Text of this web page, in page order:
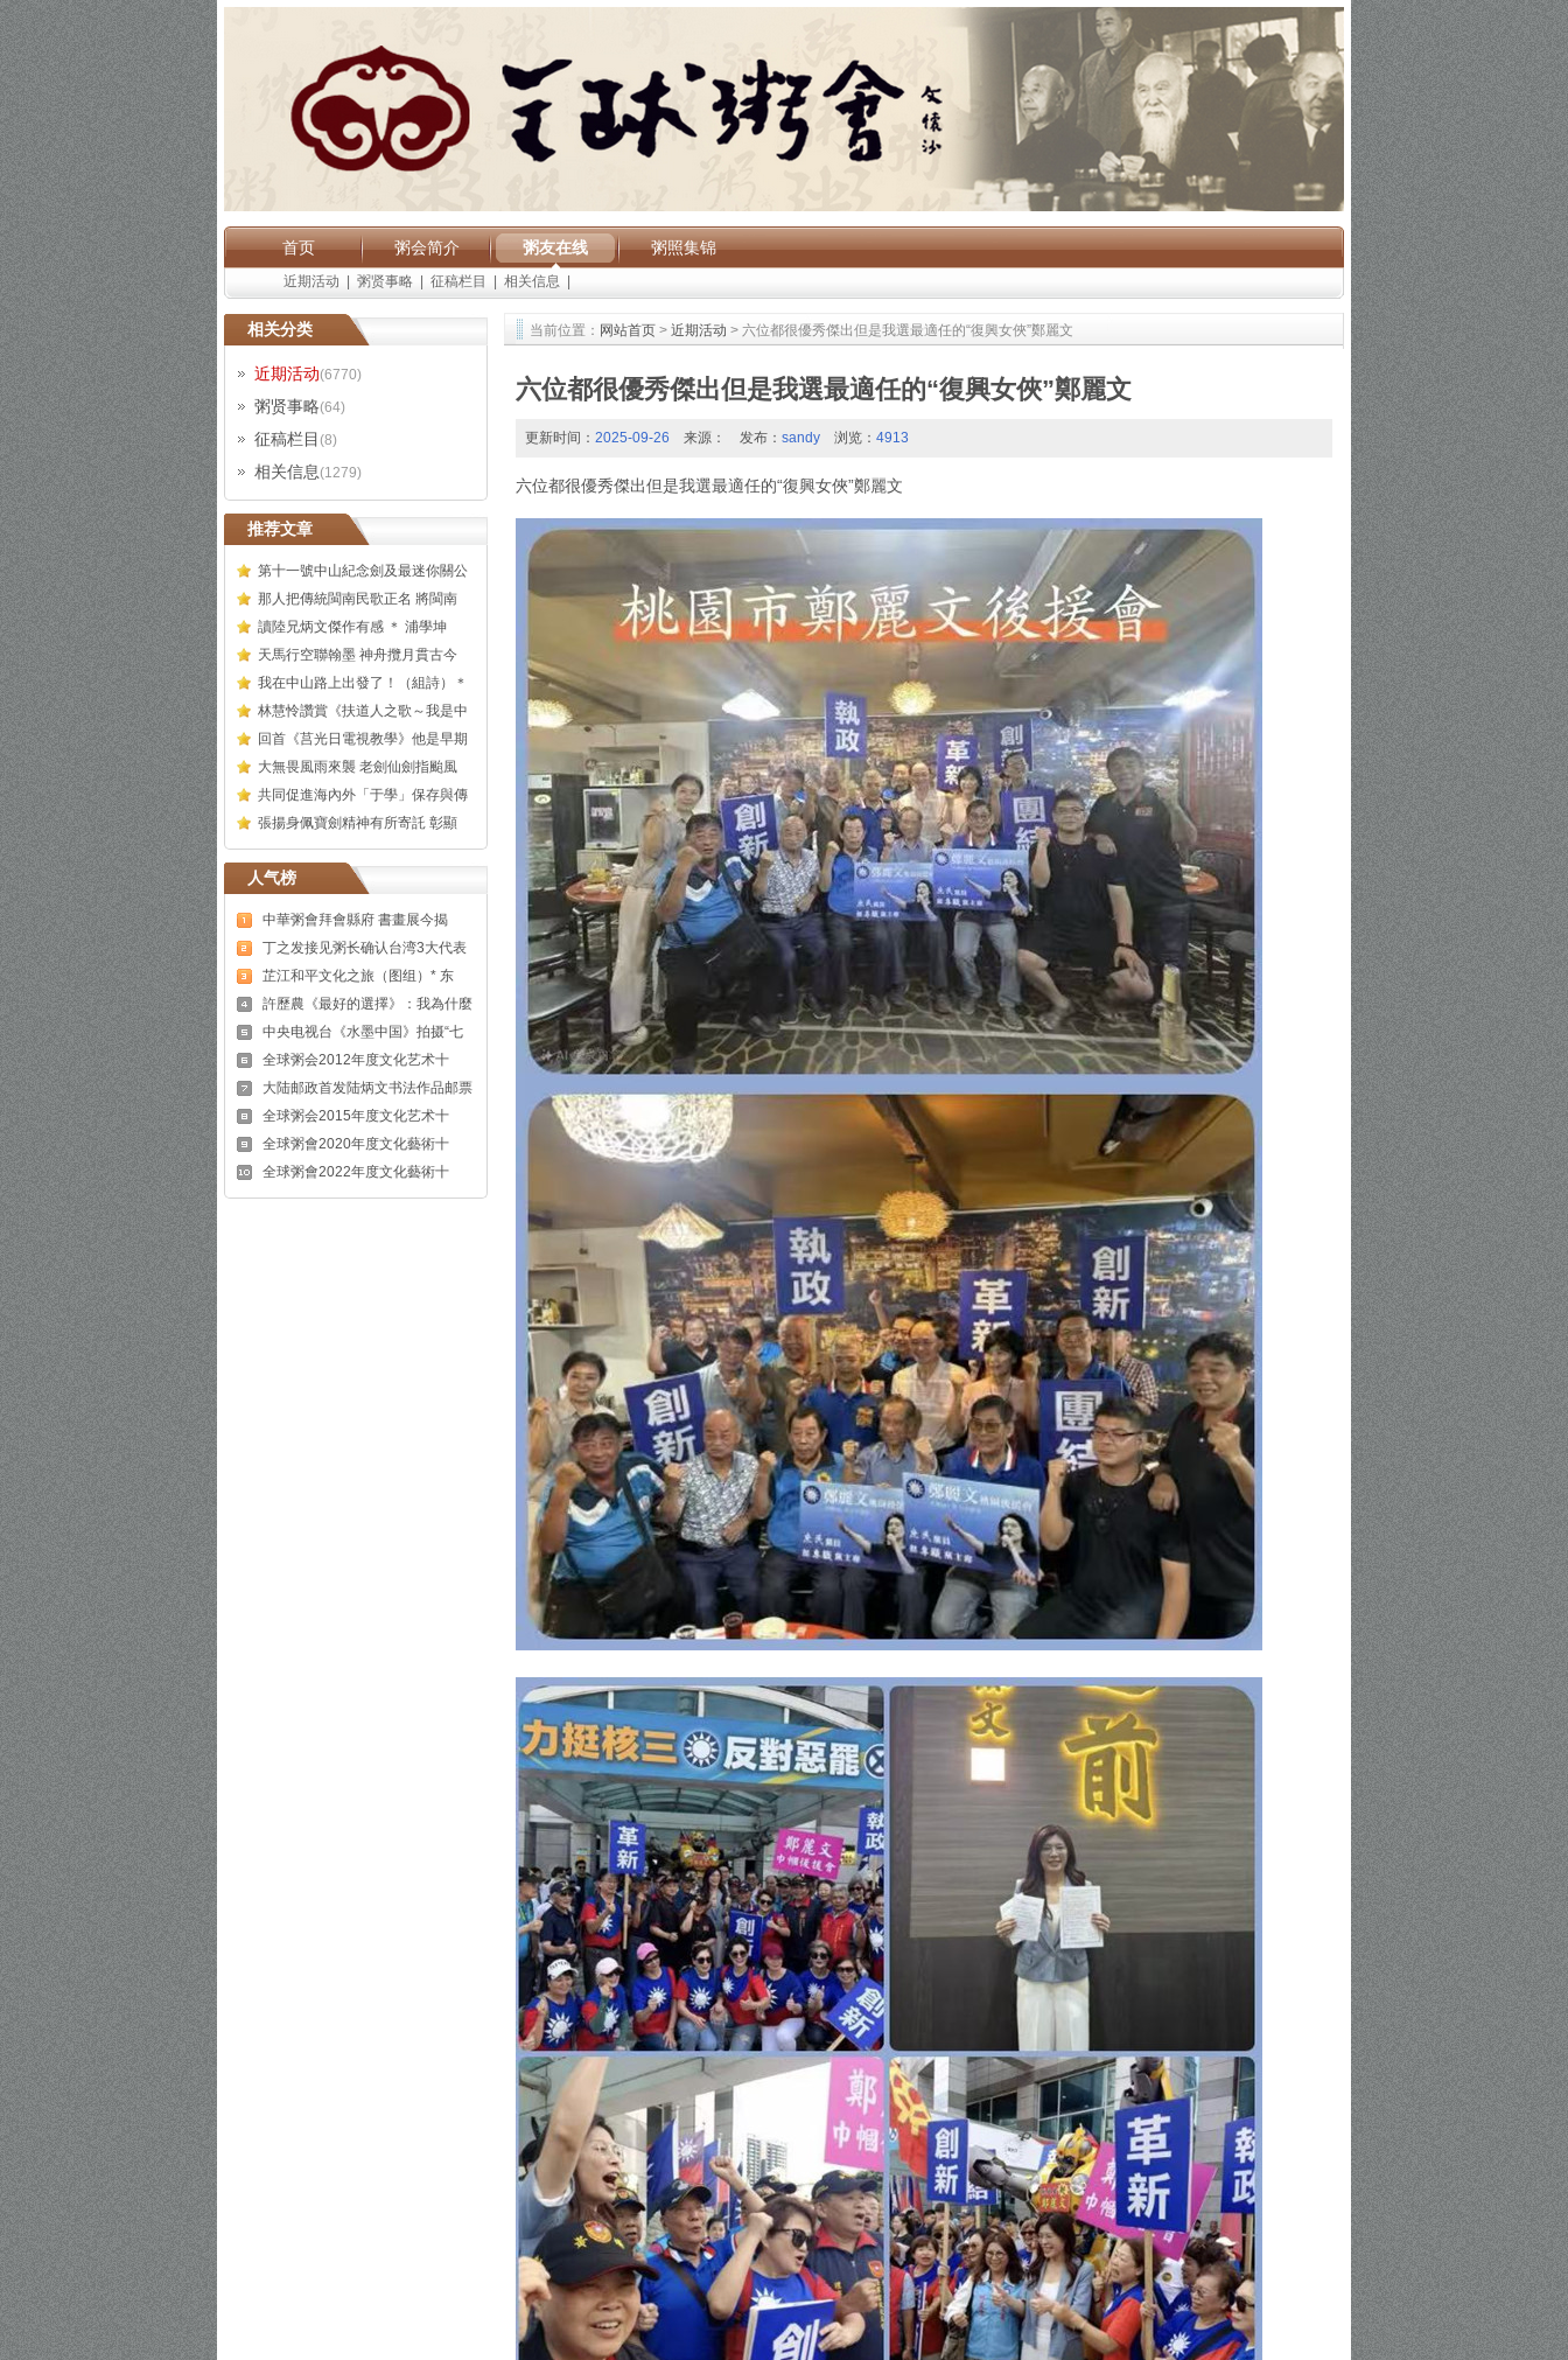
首页 粥会简介 粥友在线 粥照集锦
近期活动 粥贤事略 征稿栏目 相关信息
相关分类
近期活动(6770)
粥贤事略(64)
征稿栏目 (8)
相关信息(1279)
推荐文章
第十一號中山紀念劍及最迷你關公
那人把傳統閩南民歌正名 將閩南
讀陸兄炳文傑作有感 ＊ 浦學坤
天馬行空聯翰墨 神舟攬月貫古今
我在中山路上出發了！（組詩）＊
林慧怜讚賞《扶道人之歌～我是中
回首《莒光日電視教學》他是早期
大無畏風雨來襲 老劍仙劍指颱風
共同促進海內外「于學」保存與傳
張揚身佩寶劍精神有所寄託 彰顯
人气榜
中華粥會拜會縣府 書畫展今揭
丁之发接见粥长确认台湾3大代表
芷江和平文化之旅（图组）* 东
許歷農《最好的選擇》：我為什麼
中央电视台《水墨中国》拍摄“七
全球粥会2012年度文化艺术十
大陆邮政首发陆炳文书法作品邮票
全球粥会2015年度文化艺术十
全球粥會2020年度文化藝術十
全球粥會2022年度文化藝術十
当前位置： 网站首页 > 近期活动 > 六位都很優秀傑出但是我選最適任的“復興女俠”鄭麗文
六位都很優秀傑出但是我選最適任的“復興女俠”鄭麗文
更新时间： 2025-09-26 来源： 发布： sandy 浏览： 4913
六位都很優秀傑出但是我選最適任的“復興女俠”鄭麗文